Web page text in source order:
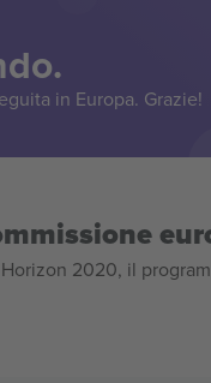
in Europa. Grazie!
2020, il